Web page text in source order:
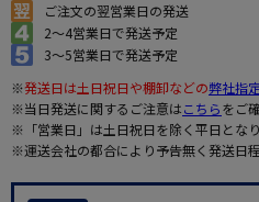
ご注文の翌営業日の発送
2～4営業日で発送予定
3～5営業日で発送予定
※発送日は土日祝日や棚卸などの弊社指
※当日発送に関するご注意はこちらをご
※「営業日」は土日祝日を除く平日とな
※運送会社の都合により予告無く発送日